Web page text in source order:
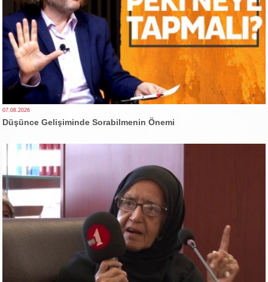
07.08.2026
Düşünce Gelişiminde Sorabilmenin Önemi